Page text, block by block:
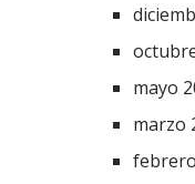
mayo
marzo